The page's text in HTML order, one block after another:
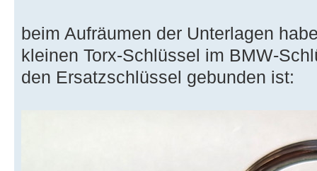
beim Aufräumen der Unterlagen
kleinen Torx-Schlüssel im BMW-
den Ersatzschlüssel gebunden ist: